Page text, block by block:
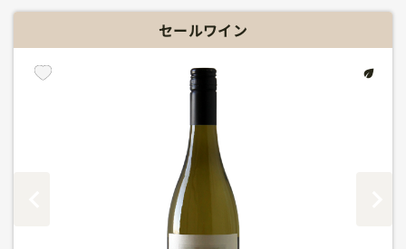
セールワイン